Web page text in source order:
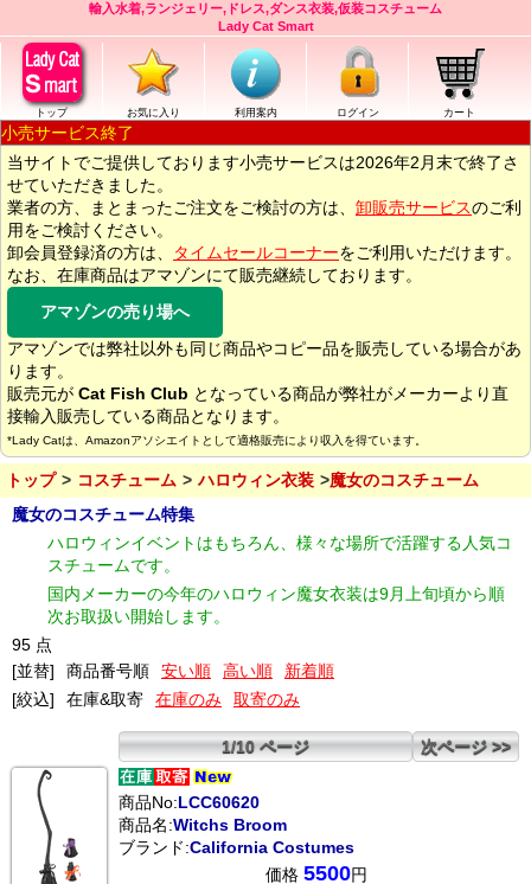
輸入水着,ランジェリー,ドレス,ダンス衣装,仮装コスチューム
Lady Cat Smart
トップ お気に入り 利用案内 ログイン カート
小売サービス終了
当サイトでご提供しております小売サービスは2026年2月末で終了さ
せていただきました。
業者の方、まとまったご注文をご検討の方は、 卸販売サービスのご利
用をご検討ください。
卸会員登録済の方は、
タイムセールコーナーをご利用いただけます。
なお、在庫商品はアマゾンにて販売継続しております。
アマゾンの売り場へ
アマゾンでは弊社以外も同じ商品やコピー品を販売している場合があ
ります。
販売元が Cat Fish Club となっている商品が弊社がメーカーより直
接輸入販売している商品となります。
*Lady Catは、Amazonアソシエイトとして適格販売により収入を得ています。
トップ コスチューム ハロウィン衣装
魔女のコスチューム
魔女のコスチューム特集
ハロウィンイベントはもちろん、様々な場所で活躍する人気コ
スチュームです。
国内メーカーの今年のハロウィン魔女衣装は9月上旬頃から順
次お取扱い開始します。
95 点
[並替]
商品番号順 安い順 高い順
新着順
[絞込]
在庫&取寄 在庫のみ 取寄のみ
1/10 ページ 次ページ >>
商品No:LCC60620
商品名:Witchs Broom
ブランド:California Costumes
価格 5500円